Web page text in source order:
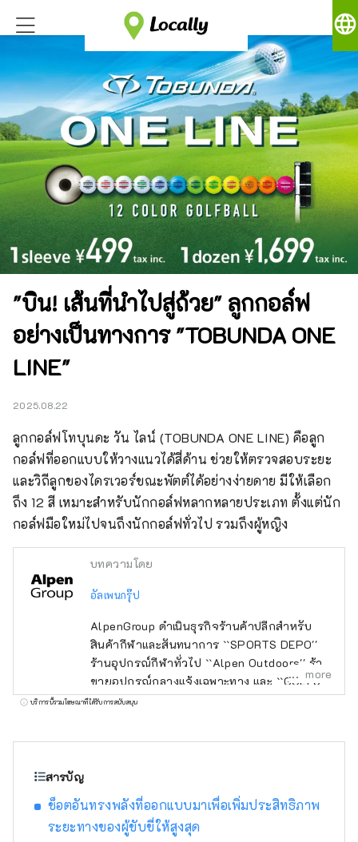
language
"บิน! เส้นที่นำไปสู่ถ้วย" ลูกกอล์ฟ
อย่างเป็นทางการ "TOBUNDA ONE
LINE"
2025.08.22
ลูกกอล์ฟโทบุนดะ วัน ไลน์ (TOBUNDA ONE LINE) คือลูก
กอล์ฟที่ออกแบบให้วางแนวได้สี่ด้าน ช่วยให้ตรวจสอบระยะ
และวิถีลูกของไดรเวอร์ขณะพัตต์ได้อย่างง่ายดาย มีให้เลือก
ถึง 12 สี เหมาะสำหรับนักกอล์ฟหลากหลายประเภท ตั้งแต่นัก
กอล์ฟมือใหม่ไปจนถึงนักกอล์ฟทั่วไป รวมถึงผู้หญิง
บทความโดย
อัลเพนกรุ๊ป
AlpenGroup ดำเนินธุรกิจร้านค้าปลีกสำหรับ
สินค้ากีฬาและสันทนาการ ``SPORTS DEPO''
ร้านอุปกรณ์กีฬาทั่วไป ``Alpen Outdoors'' ร้าน
ขายอุปกรณ์กลางแจ้งเฉพาะทาง และ ``GOLF5''
ร้านขายอุปกรณ์กอล์ฟเฉพาะทาง เปิดให้บริการ
more
บริการนี้รวมโฆษณาที่ได้รับการสนับสนุน
สารบัญ
ช็อตอันทรงพลังที่ออกแบบมาเพื่อเพิ่มประสิทธิภาพ
ระยะทางของผู้ขับขี่ให้สูงสุด